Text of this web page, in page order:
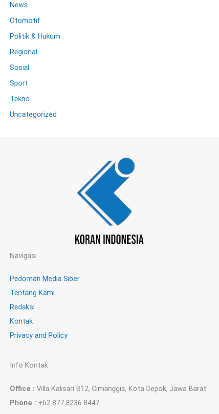
News
Otomotif
Politik & Hukum
Regional
Sosial
Sport
Tekno
Uncategorized
Navigasi
Pedoman Media Siber
Tentang Kami
Redaksi
Kontak
Privacy and Policy
Info Kontak
Office : Villa Kalisari B12, Cimanggis, Kota Depok, Jawa Barat
Phone : +62 877 8236 8447